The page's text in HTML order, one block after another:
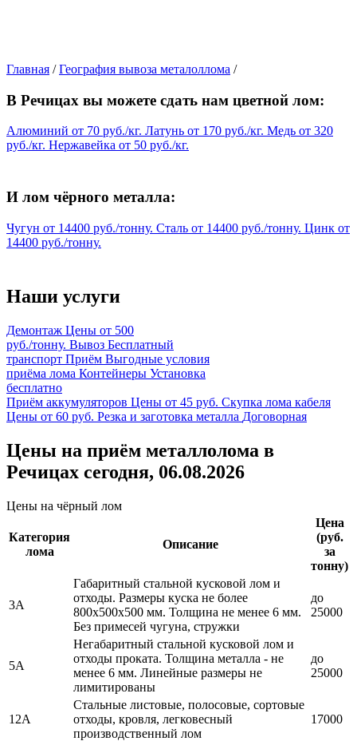
Главная / География вывоза металоллома /
В Речицах вы можете сдать нам цветной лом:
Алюминий от 70 руб./кг. Латунь от 170 руб./кг. Медь от 320
руб./кг. Нержавейка от 50 руб./кг.
И лом чёрного металла:
Чугун от 14400 руб./тонну. Сталь от 14400 руб./тонну. Цинк от
14400 руб./тонну.
Наши услуги
Демонтаж Цены от 500
руб./тонну. Вывоз Бесплатный
транспорт Приём Выгодные условия
приёма лома Контейнеры Установка
бесплатно
Приём аккумуляторов Цены от 45 руб. Скупка лома кабеля
Цены от 60 руб. Резка и заготовка металла Договорная
Цены на приём металлолома в
Речицах сегодня, 06.08.2026
Цены на чёрный лом
Категория
лома
Описание
Цена
(руб.
за
тонну)
3А
Габаритный стальной кусковой лом и
отходы. Размеры куска не более
800х500х500 мм. Толщина не менее 6 мм.
Без примесей чугуна, стружки
до
25000
5А
Негабаритный стальной кусковой лом и
отходы проката. Толщина металла - не
менее 6 мм. Линейные размеры не
лимитированы
до
25000
12А
Стальные листовые, полосовые, сортовые
отходы, кровля, легковесный
производственный лом
17000